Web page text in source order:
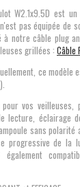
W2.1x9.5D est
pas équipée de
notre câble plug
grillées : Câble
ce modèle
vos veilleuses,
lecture, éclairage
sans polarité
progressive de la